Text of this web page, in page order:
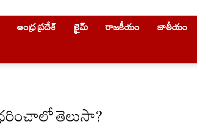
ఆంధ్ర ప్రదేశ్ క్రైమ్ రాజకీయం జాతీయం
తెలుసా?